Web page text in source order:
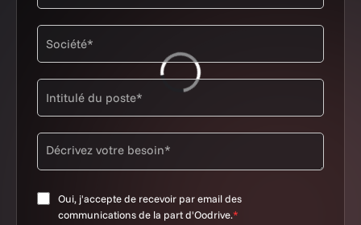
Oui, j'accepte de recevoir par email des
communications de la part d'Oodrive.*